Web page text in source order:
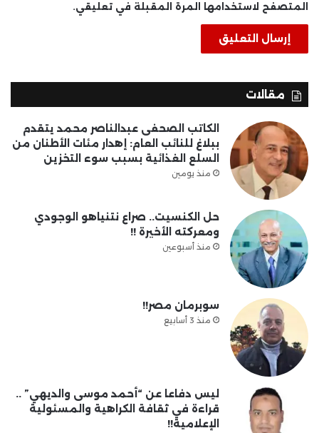
المتصفح لاستخدامها المرة المقبلة في تعليقي.
مقالات
الكاتب الصحفى عبدالناصر محمد يتقدم
ببلاغ للنائب العام: إهدار مئات الأطنان من
السلع الغذائية بسبب سوء التخزين
منذ يومين
حل الكنسيت.. صراع نتنياهو الوجودي
ومعركته الأخيرة !!
منذ أسبوعين
سوبرمان مصر!!
منذ 3 أسابيع
ليس دفاعا عن “أحمد موسى والديهي” ..
قراءة في ثقافة الكراهية والمسئولية
الإعلامية!!